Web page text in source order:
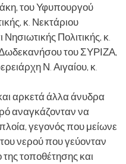
του Υφυπουργού
κ. Νεκτάριου
Νησιωτικής Πολιτικής, κ.
Δωδεκανήσου του ΣΥΡΙΖΑ,
Ν. Αιγαίου, κ.
αρκετά άλλα άνυδρα
αναγκάζονταν να
γεγονός που μείωνε
νερού που γεύονταν
της τοποθέτησης και